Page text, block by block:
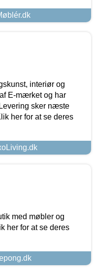
interiør og
E-mærket og har
sker næste
her for at se deres
med møbler og
her for at se deres